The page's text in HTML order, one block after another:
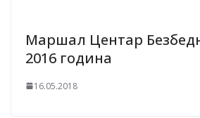
Маршал Центар
2016 година
16.05.2018